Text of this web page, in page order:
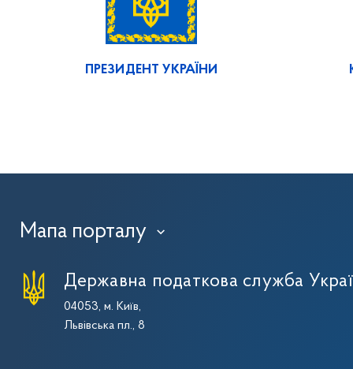
ПРЕЗИДЕНТ УКРАЇНИ
Мапа порталу ›
Державна податкова служба
04053, м. Київ,
Львівська пл., 8